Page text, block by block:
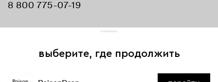
8 800 775⁠-07⁠-19
выберите, где продолжить
и сервисы аналитики. Продолжая его использование,